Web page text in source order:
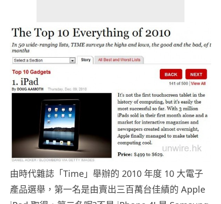
由時代雜誌「Time」舉辦的 2010 年度 10 大電子
產品選舉，第一名是由賣出三百萬台佳績的 Apple